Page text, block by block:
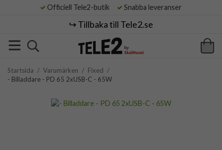
Officiell Tele2-butik Snabba leveranser
↪️ Tillbaka till Tele2.se
Startsida / Varumärken / Fixed /
- Billaddare - PD 65 2xUSB-C - 65W